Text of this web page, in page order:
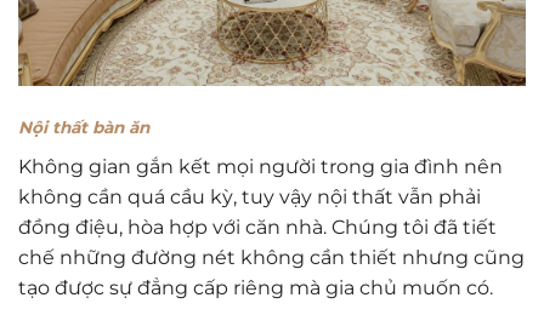
Nội thất bàn ăn
Không gian gắn kết mọi người trong gia đình nên
không cần quá cầu kỳ, tuy vậy nội thất vẫn phải
đồng điệu, hòa hợp với căn nhà. Chúng tôi đã tiết
chế những đường nét không cần thiết nhưng cũng
tạo được sự đẳng cấp riêng mà gia chủ muốn có.